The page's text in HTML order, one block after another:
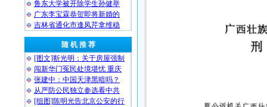
鲁东大学被开除学生孙健举
广东李宝霖恭贺即将新婚的
吉林省通化市逢凤芹拿维稳
随 机 推 荐
[图文]靳光明：关于房屋强制
闯新华门冤民处境堪忧 重庆
张建中：中国天津黑暗吗？
从严防公民独立参选看中共
[组图]陈明光告北京公安的行